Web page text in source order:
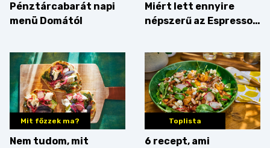
Pénztárcabarát napi
menü Domától
Miért lett ennyire
népszerű az Espresso
érdemes enni mellé?
Mit főzzek ma?
Nem tudom, mit
Toplista
6 recept, ami